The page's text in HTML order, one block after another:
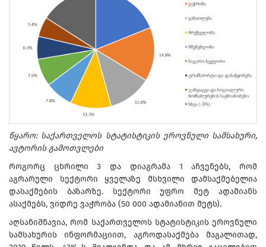
წყარო: საქართველოს სტატისტიკის ეროვნული სამსახური,
ავტორის გამოთვლები
როგორც ცხრილი 3 და დიაგრამა 1 აჩვენებს, რომ
აგრარული სექტორი ყველაზე მსხვილი დამსაქმებელია
დასაქმების ბაზარზე. სექტორი უფრო მეტ ადამიანს
ასაქმებს, ვიდრე ვაჭრობა (50 000 ადამიანით მეტს).
აღსანიშნავია, რომ საქართველოს სტატისტიკის ეროვნული
სამსახურის ინფორმაციით, აგროდასაქმება მაგალითად,